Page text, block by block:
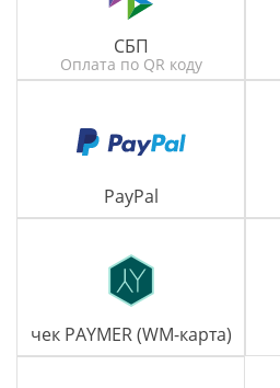
СБП
Оплата по QR коду
PayPal
чек PAYMER (WM-карта)